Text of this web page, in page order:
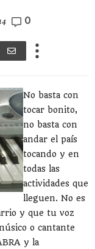
0
No basta con
tocar bonito,
no basta con
andar el país
tocando y en
todas las
actividades que
lleguen. No es
y que tu voz
o cantante
y la